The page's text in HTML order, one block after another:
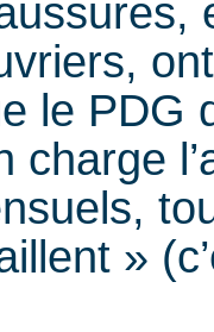
le PDG
charge
»